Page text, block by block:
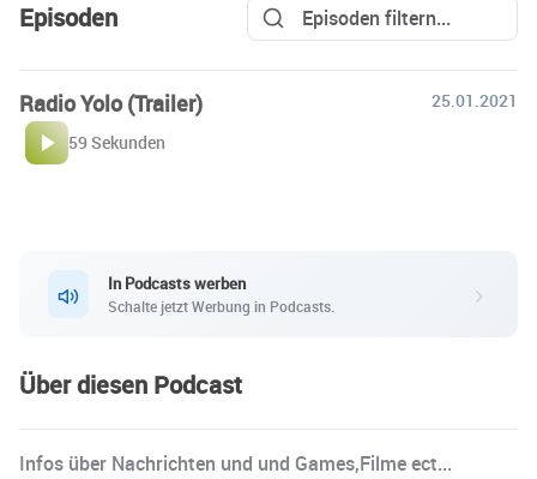
Episoden
Radio Yolo (Trailer)
25.01.2021
59 Sekunden
In Podcasts werben
Schalte jetzt Werbung in Podcasts.
Über diesen Podcast
Infos über Nachrichten und und Games,Filme ect...